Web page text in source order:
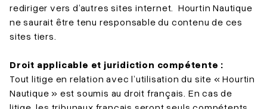
rediriger vers d’autres sites internet. Hourtin Nautique
ne saurait être tenu responsable du contenu de ces
sites tiers.
Droit applicable et juridiction compétente :
Tout litige en relation avec l’utilisation du site « Hourtin
Nautique » est soumis au droit français. En cas de